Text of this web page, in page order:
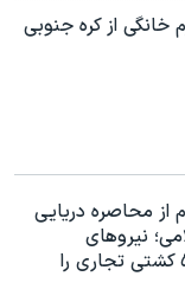
خانگی از کره جنوبی
از محاصره دریایی
نیروهای
آمریکایی مسیر۵۳ کشتی تجاری را